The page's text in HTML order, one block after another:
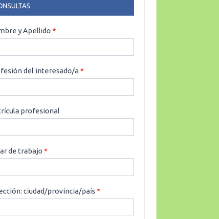
y Apellido*
del interesado/a*
profesional
de trabajo*
ciudad/provincia/país*